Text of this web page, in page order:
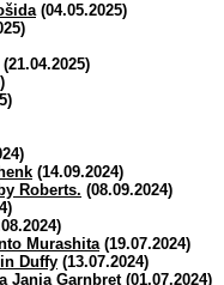
(04.05.2025)
(21.04.2025)
(14.09.2024)
Roberts. (08.09.2024)
Murashita(19.07.2024)
Duffy (13.07.2024)
Janja Garnbret(01.07.2024)